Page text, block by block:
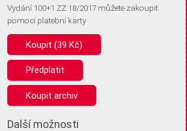
webu nepotřebujeme ukládat žádné informace
bychom vás ale požádali o souhlas s
že se jedná o stejné zařízení, a
Vydání 100+1 ZZ 18/2017 můžete zakoupit
pomocí platební karty
Koupit (39 Kč)
Předplatit
Koupit archiv
Další možnosti